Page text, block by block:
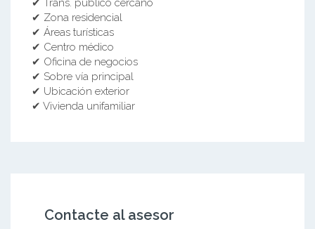
✔ Trans. público cercano
✔ Zona residencial
✔ Áreas turísticas
✔ Centro médico
✔ Oficina de negocios
✔ Sobre vía principal
✔ Ubicación exterior
✔ Vivienda unifamiliar
Contacte al asesor